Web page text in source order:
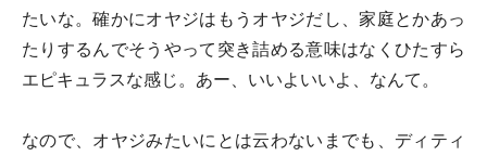
たいな。確かにオヤジはもうオヤジだし、家庭とかあっ
たりするんでそうやって突き詰める意味はなくひたすら
エピキュラスな感じ。あー、いいよいいよ、なんて。
なので、オヤジみたいにとは云わないまでも、ディティ